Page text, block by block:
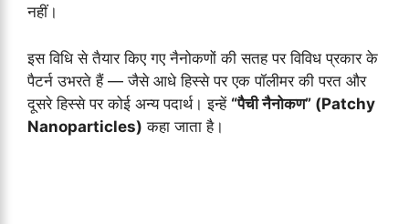
नहीं।
इस विधि से तैयार किए गए नैनोकणों की सतह पर विविध प्रकार के
पैटर्न उभरते हैं — जैसे आधे हिस्से पर एक पॉलीमर की परत और
दूसरे हिस्से पर कोई अन्य पदार्थ। इन्हें “पैची नैनोकण” (Patchy
Nanoparticles) कहा जाता है।